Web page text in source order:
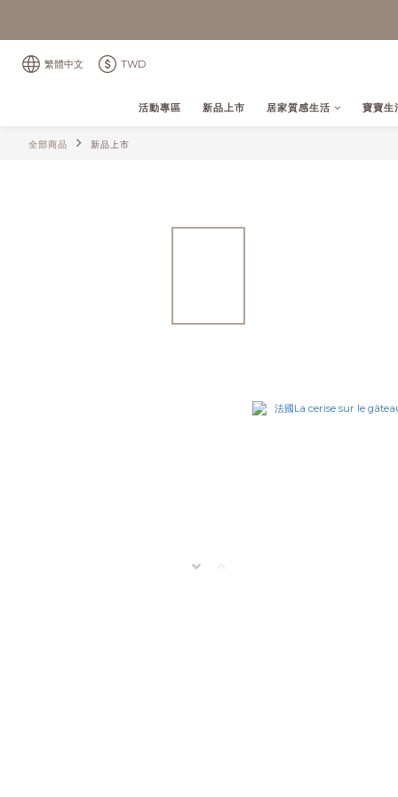
繁體中文 TWD
活動專區 新品上市 居家質感生活 寶寶生
全部商品 新品上市